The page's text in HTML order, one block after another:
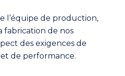
l’équipe de production,
fabrication de nos
des exigences de
de performance.